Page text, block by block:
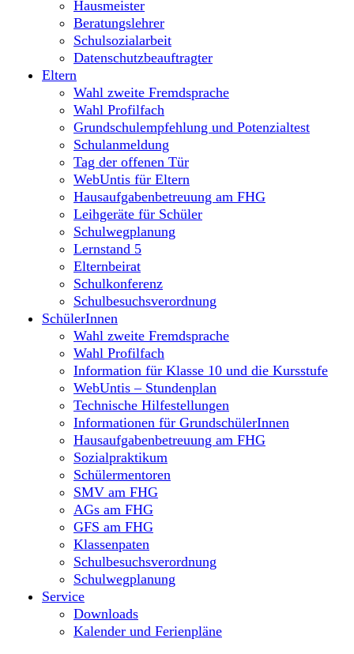
Hausmeister
Beratungslehrer
Schulsozialarbeit
Datenschutzbeauftragter
Eltern
Wahl zweite Fremdsprache
Wahl Profilfach
Grundschulempfehlung und Potenzialtest
Schulanmeldung
Tag der offenen Tür
WebUntis für Eltern
Hausaufgabenbetreuung am FHG
Leihgeräte für Schüler
Schulwegplanung
Lernstand 5
Elternbeirat
Schulkonferenz
Schulbesuchsverordnung
SchülerInnen
Wahl zweite Fremdsprache
Wahl Profilfach
Information für Klasse 10 und die Kursstufe
WebUntis – Stundenplan
Technische Hilfestellungen
Informationen für GrundschülerInnen
Hausaufgabenbetreuung am FHG
Sozialpraktikum
Schülermentoren
SMV am FHG
AGs am FHG
GFS am FHG
Klassenpaten
Schulbesuchsverordnung
Schulwegplanung
Service
Downloads
Kalender und Ferienpläne